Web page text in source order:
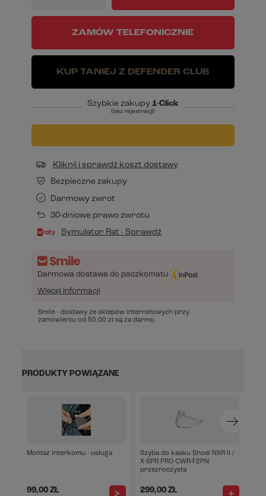
ZAMÓW TELEFONICZNIE
KUP TANIEJ Z DEFENDER CLUB
Szybkie zakupy 1-Click
(bez rejestracji)
Kliknij i sprawdź koszt dostawy
Bezpieczne zakupy
Darmowy zwrot
30-dniowe prawo zwrotu
Symulator Rat - Sprawdź
Darmowa dostawa do paczkomatu
Więcej informacji
Smile - dostawy ze sklepów internetowych przy
zamówieniu od 50,00 zł są za darmo.
PRODUKTY POWIĄZANE
Montaż interkomu - usługa
99,00 ZŁ
Szyba do kasku Shoei NXR II /
X-SPR PRO CWR-F2PN
przezroczysta
299,00 ZŁ